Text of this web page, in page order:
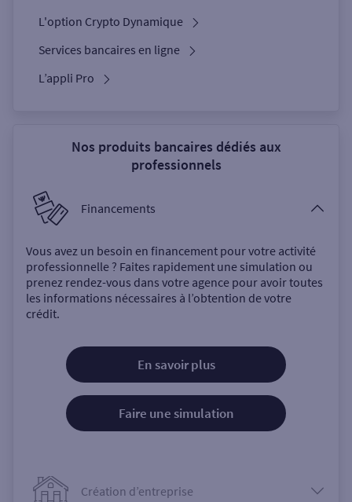
L'option Crypto Dynamique
Services bancaires en ligne
L’appli Pro
Nos produits bancaires dédiés aux
professionnels
Financements
Vous avez un besoin en financement pour votre activité
professionnelle ? Faites rapidement une simulation ou
prenez rendez-vous dans votre agence pour avoir toutes
les informations nécessaires à l’obtention de votre
crédit.
En savoir plus
Faire une simulation
Création d’entreprise